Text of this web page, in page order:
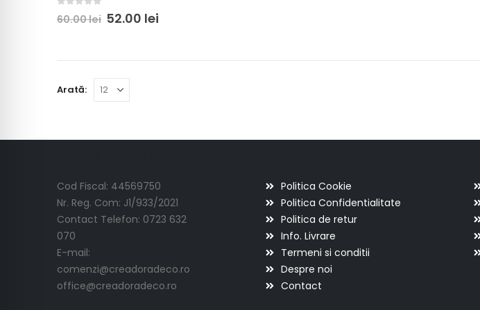
60.00lei 52.00 lei
Arată:
Cod Fiscal: 44569750
Nr. Reg. Com: J1/933/2021
Contact Telefon: 0723 632
070
E-mail:
comenzi@creadoradeco.ro
office@creadoradeco.ro
Politica Cookie
Politica Confidentialitate
Politica de retur
Info. Livrare
Termeni si conditii
Despre noi
Contact